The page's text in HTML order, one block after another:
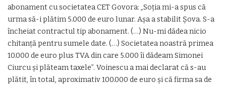
abonament cu societatea CET Govora: „Soția mi-a spus că
urma să-i plătim 5.000 de euro lunar. Așa a stabilit Şova. S-a
încheiat contractul tip abonament. (…) Nu-mi dădea nicio
chitanță pentru sumele date. (…) Societatea noastră primea
10.000 de euro plus TVA din care 5.000 îi dădeam Simonei
Ciurcu și plăteam taxele”. Voinescu a mai declarat că s-au
plătit, în total, aproximativ 100.000 de euro şi că firma sa de